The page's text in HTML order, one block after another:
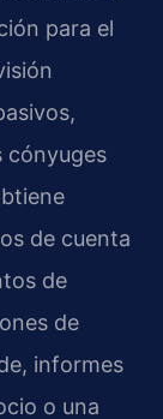
para el
cónyuges
de cuenta
de
de
informes
o una